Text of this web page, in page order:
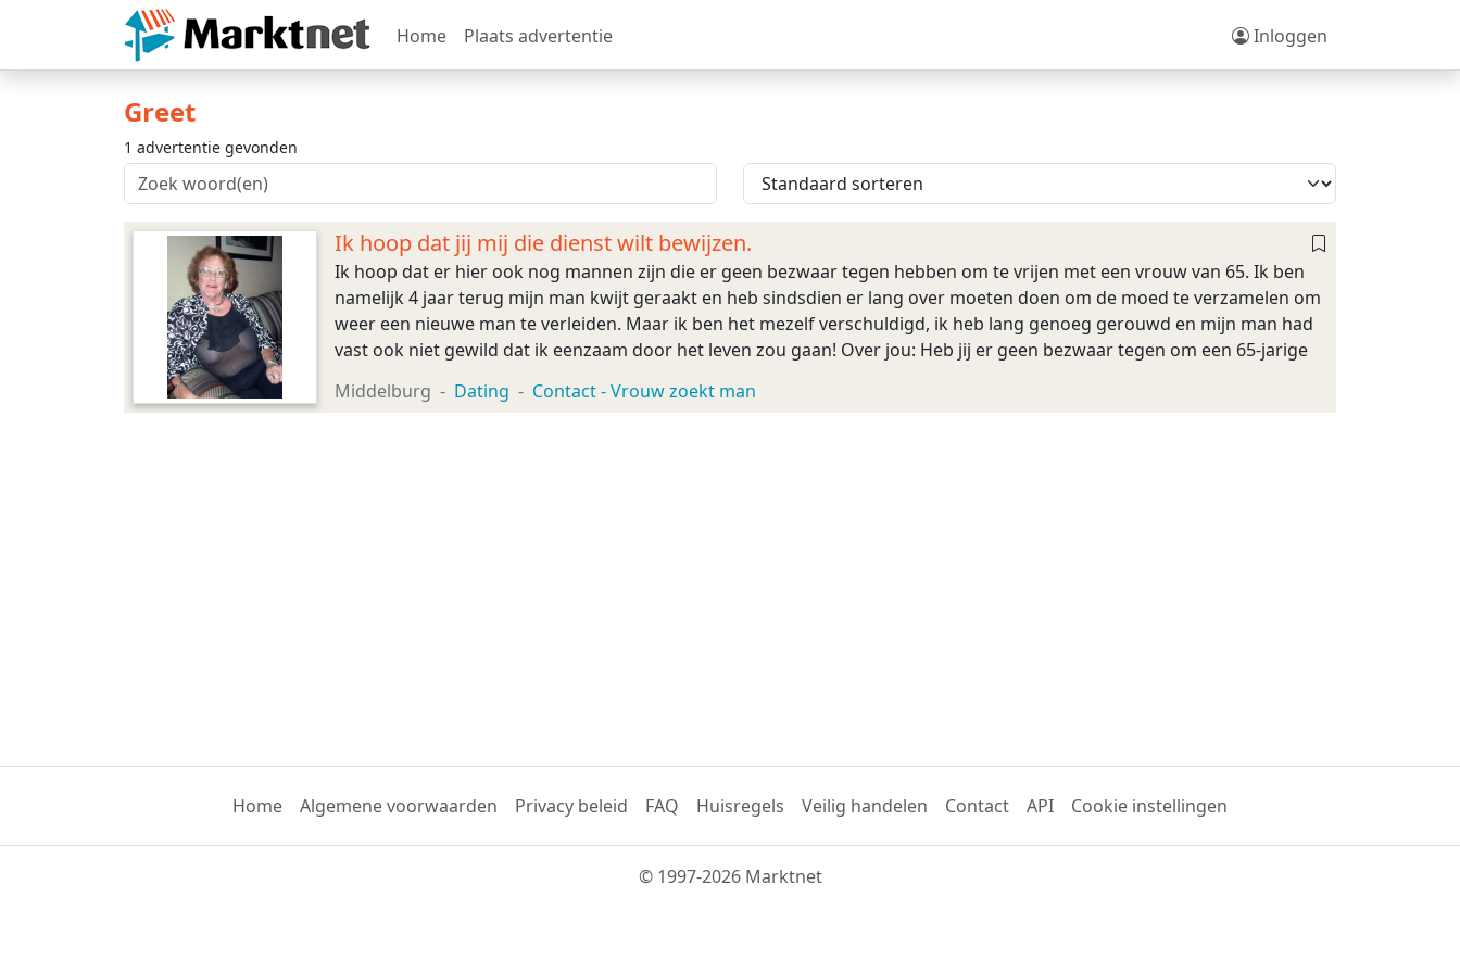
Home Plaats advertentie Inloggen
Greet
1 advertentie gevonden
Ik hoop dat jij mij die dienst wilt bewijzen.
Ik hoop dat er hier ook nog mannen zijn die er geen bezwaar tegen hebben om te vrijen met een vrouw van 65. Ik ben
namelijk 4 jaar terug mijn man kwijt geraakt en heb sindsdien er lang over moeten doen om de moed te verzamelen om
weer een nieuwe man te verleiden. Maar ik ben het mezelf verschuldigd, ik heb lang genoeg gerouwd en mijn man had
vast ook niet gewild dat ik eenzaam door het leven zou gaan! Over jou: Heb jij er geen bezwaar tegen om een 65-jarige
Middelburg Dating Contact - Vrouw zoekt man
Home Algemene voorwaarden Privacy beleid FAQ Huisregels Veilig handelen Contact API Cookie instellingen
© 1997-2026 Marktnet